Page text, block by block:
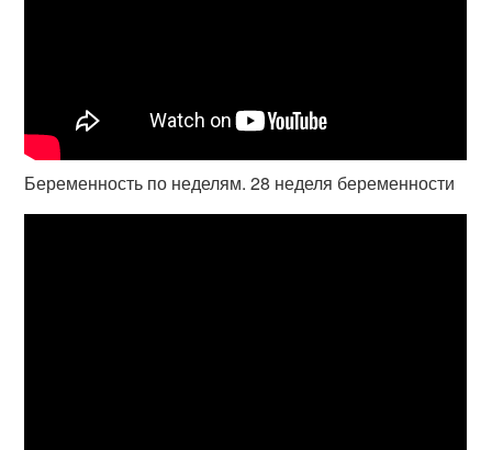
Беременность по неделям. 28 неделя беременности